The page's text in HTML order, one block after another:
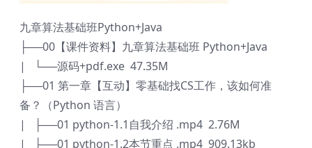
九章算法基础班Python+Java
├──00【课件资料】九章算法基础班 Python+Java
| └──源码+pdf.exe 47.35M
├──01 第一章【互动】零基础找CS工作，该如何准
备？（Python 语言）
| ├──01 python-1.1自我介绍 .mp4 2.76M
| ├──01 python-1.2本节重点 .mp4 909.13kb